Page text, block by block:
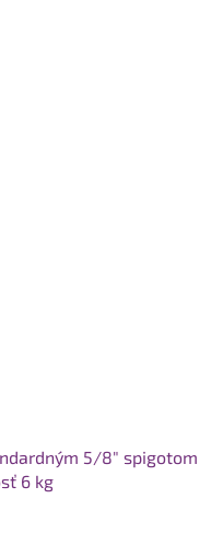
5/8" spigotom
6 kg